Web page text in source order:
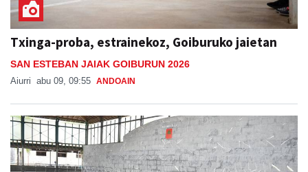
Txinga-proba, estrainekoz, Goiburuko jaietan
SAN ESTEBAN JAIAK GOIBURUN 2026
Aiurri abu 09, 09:55 ANDOAIN